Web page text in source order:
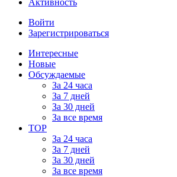
Активность
Войти
Зарегистрироваться
Интересные
Новые
Обсуждаемые
За 24 часа
За 7 дней
За 30 дней
За все время
TOP
За 24 часа
За 7 дней
За 30 дней
За все время